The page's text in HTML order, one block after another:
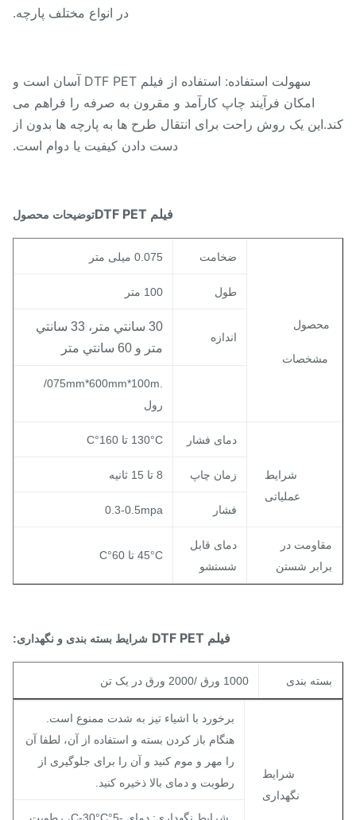
در انواع مختلف پارچه.
سهولت استفاده: استفاده از فیلم DTF PET آسان است و
امکان فرآیند چاپ کارآمد و مقرون به صرفه را فراهم می
یک روش راحت برای انتقال طرح ها به پارچه ها بدون از
دست دادن کیفیت یا دوام است.
توضیحات محصول
محصول
مشخصات
ضخامت 0.075 میلی متر
30 سانتي متر، 33 سانتي
متر و 60 سانتي متر
.075mm*600mm*100m/
شرایط
عملیاتی
دمای فشار 130°C تا 160°C
زمان چاپ
0.3-0.5mpa
در
شستن
دمای قابل
شستشو
شرایط بسته بندی و نگهداری:
بندی
شرایط
نگهداری
برخورد با اشیاء تیز به شدت ممنوع است.
هنگام باز کردن بسته و استفاده از آن، لطفا آن
را مهر و موم کنید و آن را برای جلوگیری از
رطوبت و دمای بالا ذخیره کنید.